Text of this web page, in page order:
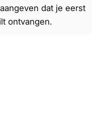
dat je eerst
ontvangen.